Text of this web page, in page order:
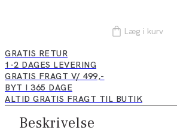
Læg i kurv
GRATIS RETUR
1-2 DAGES LEVERING
GRATIS FRAGT V/ 499,-
BYT I 365 DAGE
ALTID GRATIS FRAGT TIL BUTIK
Beskrivelse